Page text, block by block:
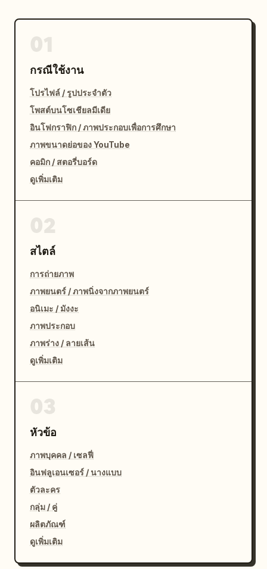
กรณีใช้งาน
โปรไฟล์ / รูปประจำตัว
โพสต์บนโซเชียลมีเดีย
อินโฟกราฟิก / ภาพประกอบเพื่อการศึกษา
ภาพขนาดย่อของ YouTube
คอมิก / สตอรี่บอร์ด
ดูเพิ่มเติม
สไตล์
การถ่ายภาพ
ภาพยนตร์ / ภาพนิ่งจากภาพยนตร์
อนิเมะ / มังงะ
ภาพประกอบ
ภาพร่าง / ลายเส้น
ดูเพิ่มเติม
หัวข้อ
ภาพบุคคล / เซลฟี่
อินฟลูเอนเซอร์ / นางแบบ
ตัวละคร
กลุ่ม / คู่
ผลิตภัณฑ์
ดูเพิ่มเติม